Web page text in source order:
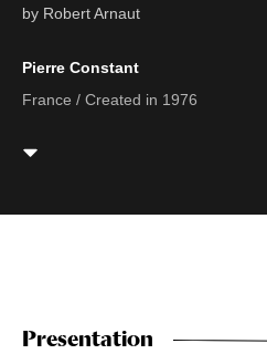
by Robert Arnaut
Pierre Constant
France / Created in 1976
Presentation